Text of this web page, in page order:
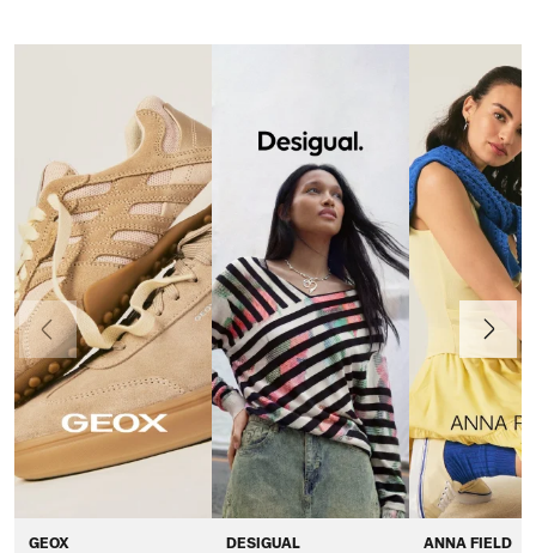
GEOX DESIGUAL ANNA FIELD
Ankstesnis Toliau